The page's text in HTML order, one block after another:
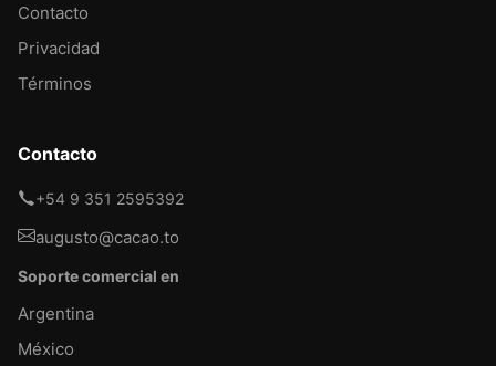
Contacto
Privacidad
Términos
Contacto
+54 9 351 2595392
augusto@cacao.to
Soporte comercial en
Argentina
México